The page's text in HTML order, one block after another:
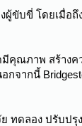
ขับขี่ โดยเมื่อ
คุณภาพ สร้าง
กจากนี้
ทดลอง ปรับป